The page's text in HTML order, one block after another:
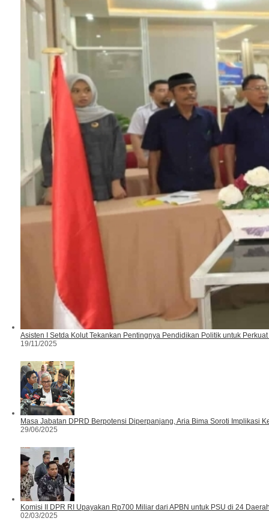
Asisten I Setda Kolut Tekankan Pentingnya Pendidikan Politik untuk
19/11/2025
Masa Jabatan DPRD Berpotensi Diperpanjang, Aria Bima Soroti Implikasi
29/06/2025
Komisi II DPR RI Upayakan Rp700 Miliar dari APBN untuk PSU di 24
02/03/2025